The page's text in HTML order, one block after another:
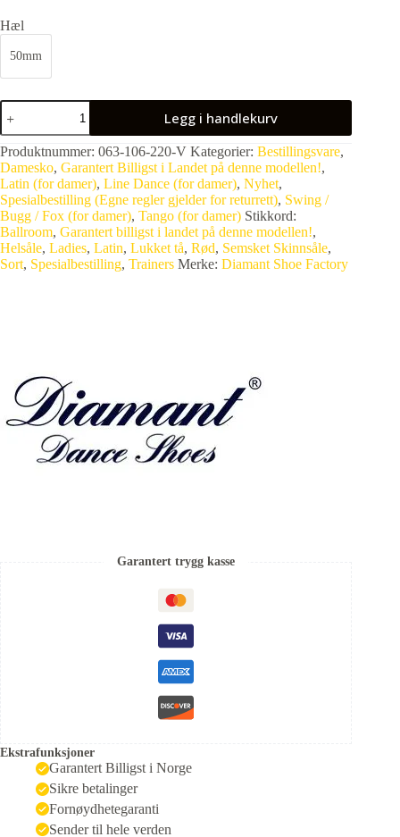
Hæl
50mm
Legg i handlekurv
Produktnummer: 063-106-220-V Kategorier: Bestillingsvare,
Damesko, Garantert Billigst i Landet på denne modellen!,
Latin (for damer), Line Dance (for damer), Nyhet,
Spesialbestilling (Egne regler gjelder for returrett), Swing /
Bugg / Fox (for damer), Tango (for damer) Stikkord:
Ballroom, Garantert billigst i landet på denne modellen!,
Helsåle, Ladies, Latin, Lukket tå, Rød, Semsket Skinnsåle,
Sort, Spesialbestilling, Trainers Merke: Diamant Shoe Factory
Garantert trygg kasse
Ekstrafunksjoner
Garantert Billigst i Norge
Sikre betalinger
Fornøydhetegaranti
Sender til hele verden